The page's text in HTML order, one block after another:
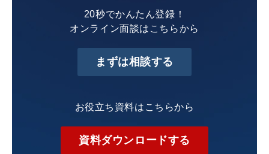
20秒でかんたん登録！
オンライン面談はこちらから
まずは相談する
お役立ち資料はこちらから
資料ダウンロードする